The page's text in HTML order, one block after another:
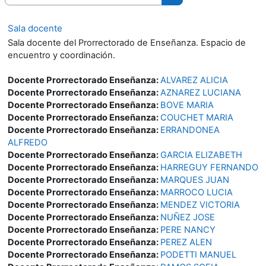
Buscar cursos
Sala docente
Sala docente del Prorrectorado de Enseñanza. Espacio de
encuentro y coordinación.
Docente Prorrectorado Enseñanza:ALVAREZ ALICIA
Docente Prorrectorado Enseñanza:AZNAREZ LUCIANA
Docente Prorrectorado Enseñanza: BOVE MARIA
Docente Prorrectorado Enseñanza:COUCHET MARIA
Docente Prorrectorado Enseñanza: ERRANDONEA
ALFREDO
Docente Prorrectorado Enseñanza:GARCIA ELIZABETH
Docente Prorrectorado Enseñanza: HARREGUY FERNANDO
Docente Prorrectorado Enseñanza: MARQUES JUAN
Docente Prorrectorado Enseñanza: MARROCO LUCIA
Docente Prorrectorado Enseñanza: MENDEZ VICTORIA
Docente Prorrectorado Enseñanza: NUÑEZ JOSE
Docente Prorrectorado Enseñanza: PERE NANCY
Docente Prorrectorado Enseñanza: PEREZ ALEN
Docente Prorrectorado Enseñanza: PODETTI MANUEL